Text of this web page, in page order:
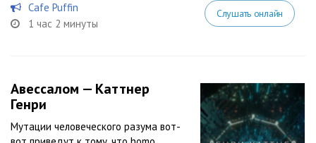
Cafe Puffin
1 час 2 минуты
Слушать онлайн
Авессалом — Каттнер
Генри
Мутации человеческого разума вот-